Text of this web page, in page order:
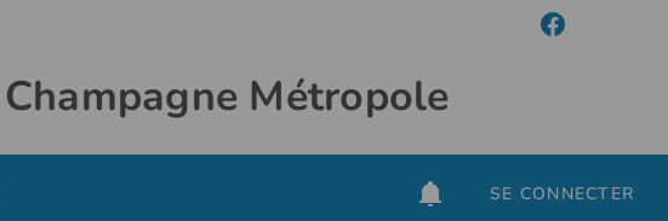
Métropole
SE CONNECTER